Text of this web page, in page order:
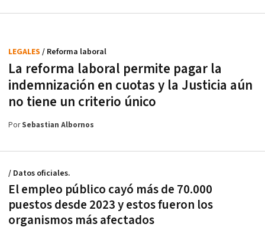
La reforma laboral permite pagar la
indemnización en cuotas y la Justicia aún
no tiene un criterio único
LEGALES / Reforma laboral
PorSebastian Albornos
El empleo público cayó más de 70.000
puestos desde 2023 y estos fueron los
organismos más afectados
/ Datos oficiales.